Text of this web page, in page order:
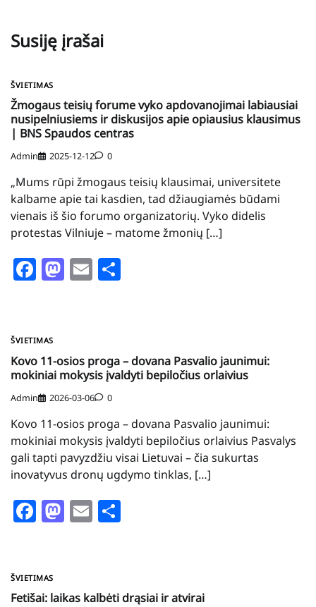
Susiję įrašai
ŠVIETIMAS
Žmogaus teisių forume vyko apdovanojimai labiausiai
nusipelniusiems ir diskusijos apie opiausius klausimus
| BNS Spaudos centras
Admin 2025-12-12 0
„Mums rūpi žmogaus teisių klausimai, universitete
kalbame apie tai kasdien, tad džiaugiamės būdami
vienais iš šio forumo organizatorių. Vyko didelis
protestas Vilniuje – matome žmonių […]
Facebook
Mastodon
Email
ŠVIETIMAS
Kovo 11-osios proga – dovana Pasvalio jaunimui:
mokiniai mokysis įvaldyti bepiločius orlaivius
Admin 2026-03-06 0
Kovo 11-osios proga – dovana Pasvalio jaunimui:
mokiniai mokysis įvaldyti bepiločius orlaivius Pasvalys
gali tapti pavyzdžiu visai Lietuvai – čia sukurtas
inovatyvus dronų ugdymo tinklas, […]
Facebook
Mastodon
Email
ŠVIETIMAS
Fetišai: laikas kalbėti drąsiai ir atvirai